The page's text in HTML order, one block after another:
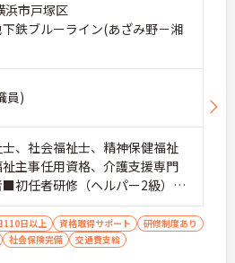
浜市戸塚区
鉄ブルーライン(あざみ野－湘
員)
、社会福祉士、精神保健福祉
主事任用資格、介護支援専門
初任者研修（ヘルパー2級）お
修（ヘルパー1級）※介護保険
所系サービス事業所において
上（勤務日数360日以上）
110日以上 資格取得サポート
研修制度あり
社会保険完備 交通費支給